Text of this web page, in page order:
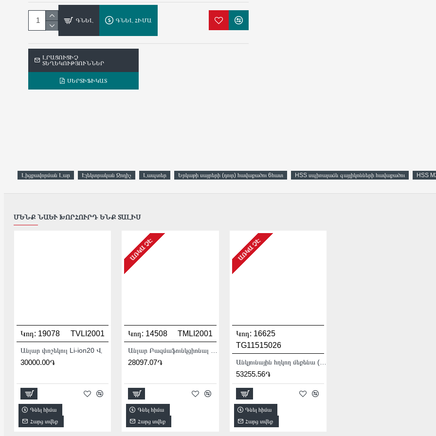
ԳՆԵԼ ԳՆԵԼ ՀԻՄԱ
ԼՐԱՑՈՒՑԻՉ
ՏԵՂԵԿՈՒԹՅՈՒՆՆԵՐ
ՍԵՐՏԻՖԻԿԱՏ
Լիցքավորման Լար Էլեկտրական Զոդիչ Լապտեր Երկաթի սայրերի (դուր) հավաքածու 6հատ HSS սպիռալաձև գայլիկոնների հավաքածու HSS
ՄԵՆՔ ՆԱԵՒ ԽՈՐՀՈՒՐԴ ԵՆՔ ՏԱԼԻՍ
Կոդ: 19078 TVLI2001
Անլար փոշեկուլ Li-ion20 Վ
30000.00֏
Գնել հիմա
Հարց տվեք
ԱՌԿԱ ՉԷ
Կոդ: 14508 TMLI2001
28097.07֏
Գնել հիմա
Հարց տվեք
ԱՌԿԱ ՉԷ
Կոդ: 16625
TG11515026
Անկյունային հղկող մեքենա (ԱՀՄ) - Բալգարկա /1500Վատտ/125մմ/Արտադրական/INDUSTRIAL
53255.56֏
Գնել հիմա
Հարց տվեք